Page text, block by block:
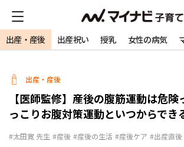
出産・産後 出産祝い 授乳 女性の病気
出産・産後
【医師監修】産後の腹筋運動は危
っこりお腹対策運動といつからでき
#太田寛 先生 #産後 #産後の生活 #産後ケア #出産直